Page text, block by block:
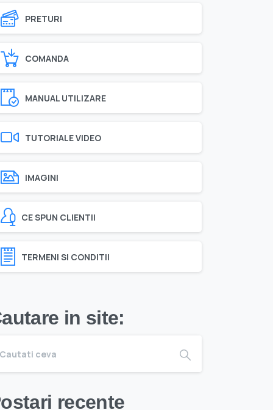
PRETURI
COMANDA
MANUAL UTILIZARE
TUTORIALE VIDEO
IMAGINI
CE SPUN CLIENTII
TERMENI SI CONDITII
in site:
recente